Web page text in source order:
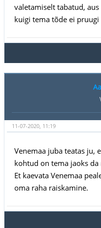
valetamiselt tabatud,
kuigi tema tõde ei
11-07-2020, 11:19
Venemaa juba teatas ju,
kohtud on tema jaoks
Et kaevata Venemaa
oma raha raiskamine.